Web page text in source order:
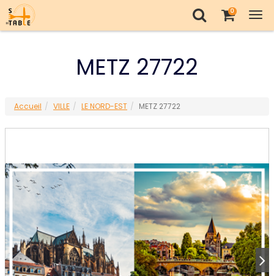
0
METZ 27722
Accueil VILLE LE NORD-EST METZ 27722